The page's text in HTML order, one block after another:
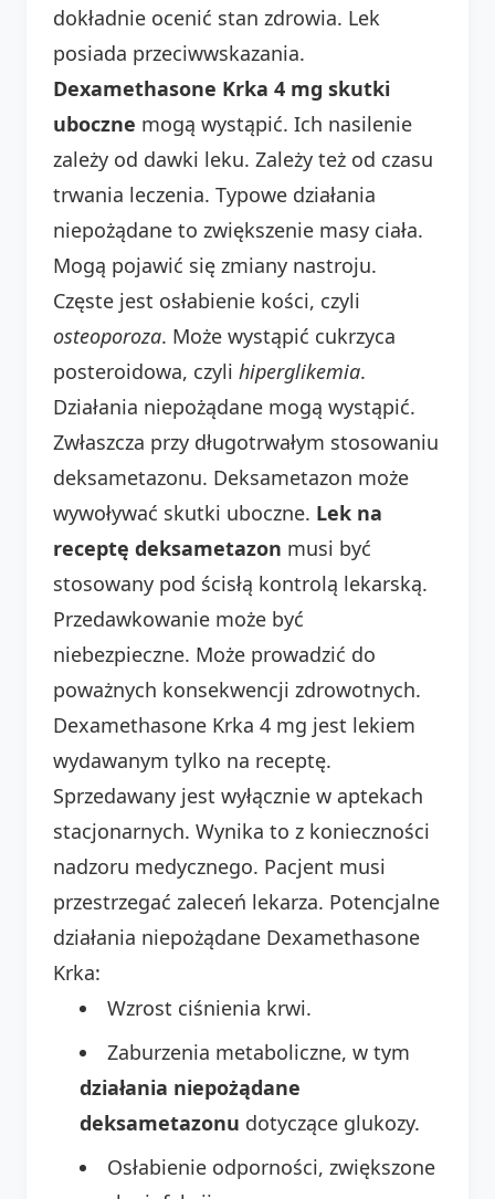
dokładnie ocenić stan zdrowia. Lek
posiada przeciwwskazania.
Dexamethasone Krka 4 mg skutki
uboczne mogą wystąpić. Ich nasilenie
zależy od dawki leku. Zależy też od czasu
trwania leczenia. Typowe działania
niepożądane to zwiększenie masy ciała.
Mogą pojawić się zmiany nastroju.
Częste jest osłabienie kości, czyli
osteoporoza. Może wystąpić cukrzyca
posteroidowa, czyli hiperglikemia.
Działania niepożądane mogą wystąpić.
Zwłaszcza przy długotrwałym stosowaniu
deksametazonu. Deksametazon może
wywoływać skutki uboczne. Lek na
receptę deksametazon musi być
stosowany pod ścisłą kontrolą lekarską.
Przedawkowanie może być
niebezpieczne. Może prowadzić do
poważnych konsekwencji zdrowotnych.
Dexamethasone Krka 4 mg jest lekiem
wydawanym tylko na receptę.
Sprzedawany jest wyłącznie w aptekach
stacjonarnych. Wynika to z konieczności
nadzoru medycznego. Pacjent musi
przestrzegać zaleceń lekarza. Potencjalne
działania niepożądane Dexamethasone
Krka:
Wzrost ciśnienia krwi.
Zaburzenia metaboliczne, w tym
działania niepożądane
deksametazonu dotyczące glukozy.
Osłabienie odporności, zwiększone